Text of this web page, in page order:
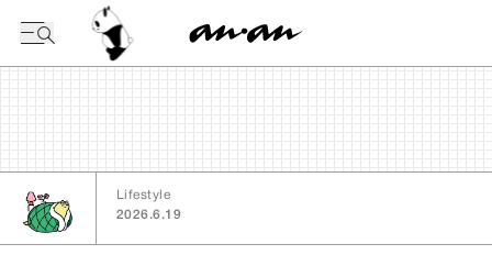
Lifestyle
2026.6.19